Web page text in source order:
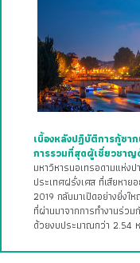
เบื้องหลังปฏิบัติการกู้ซา
การรวมที่สุดผู้เชี่ยวชา
มหาวิหารนอเทรอดามแห่ง
ประเทศฝรั่งเศส ที่เสียหา
2019 กลับมาเปิดอย่างยิ่ง
ที่ผ่านมาจากการทำงานร่ว
ด้วยงบประมาณกว่า 2.54